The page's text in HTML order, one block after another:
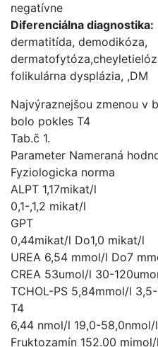
negatívne
Diferenciálna diagnostika:
dermatitída, demodikóza,
folikulárna dysplázia, ,DM
Najvýraznejšou zmenou v
bolo pokles T4
Tab.č 1.
Parameter Nameraná
Fyziologicka norma
ALPT 1,17mikat/l
0,1-,1,2 mikat/l
GPT
0,44mikat/l Do1,0 mikat/l
UREA 6,54 mmol/l Do7
CREA 53umol/l 30-
TCHOL-PS 5,84mmol/l
T4
6,44 nmol/l 19,0-58,0nmol/l
Fruktozamín 152.00 mimol/l